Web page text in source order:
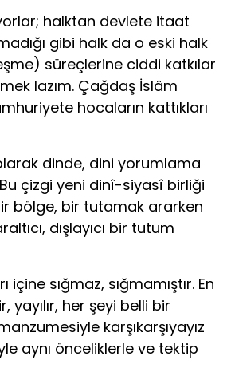
halktan devlete itaat
gibi halk da o eski halk
süreçlerine ciddi katkılar
lazım. Çağdaş İslâm
hocaların kattıkları
dinde, dini yorumlama
çizgi yeni dinî-siyasî birliği
bölge, bir tutamak ararken
dışlayıcı bir tutum
sığmaz, sığmamıştır. En
her şeyi belli bir
karşıkarşıyayız
aynı önceliklerle ve tektip